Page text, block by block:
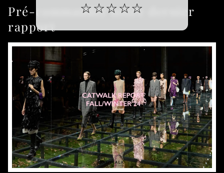
☆ ☆☆ ☆☆
Pré-commander notre dernier
rapport